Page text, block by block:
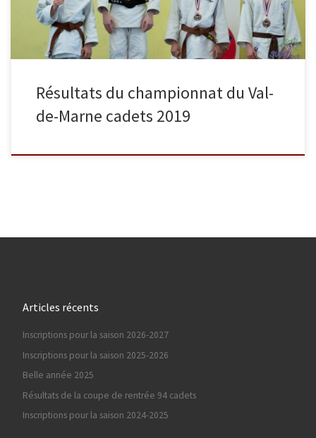
Résultats du championnat du Val-
de-Marne cadets 2019
Articles récents
Inscriptions pour la saison 2026-2027
Inscriptions pour la saison 2025-2026
Belle année 2025
Résultats de la coupe de rentrée 94 cadets
Inscriptions pour la saison 2024-2025